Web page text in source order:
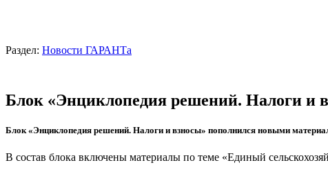
Раздел: Новости ГАРАНТа
Блок «Энциклопедия решений. Налоги и
Блок «Энциклопедия решений. Налоги и взносы» пополнился новыми
В состав блока включены материалы по теме «Единый